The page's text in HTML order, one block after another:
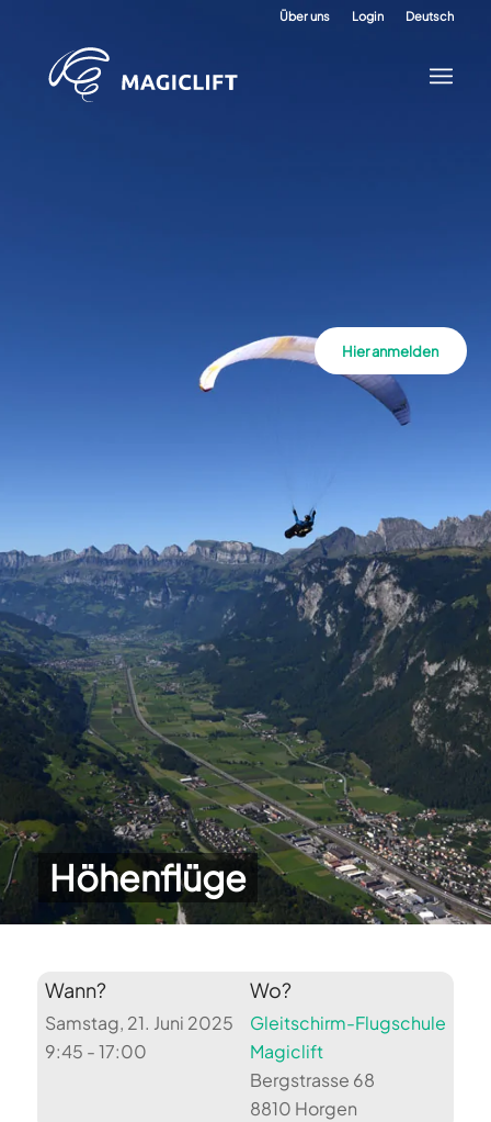
Über uns Login Deutsch
Höhenflüge
Hier anmelden
Wann?
Samstag, 21. Juni 2025
9:45 - 17:00
Wo?
Gleitschirm-Flugschule
Magiclift
Bergstrasse 68
8810 Horgen